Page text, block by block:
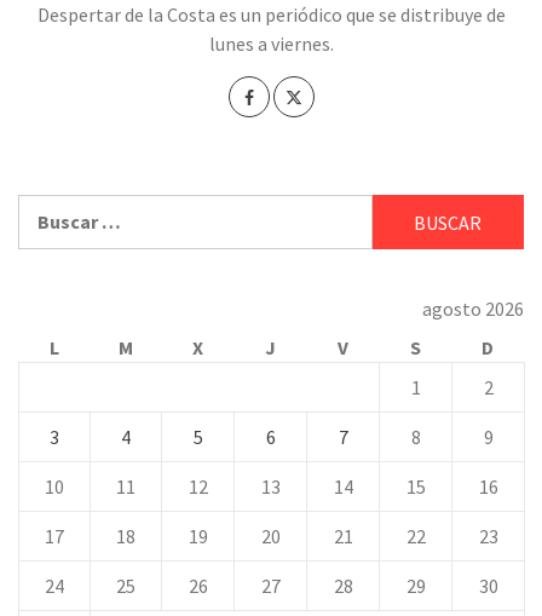
Despertar de la Costa es un periódico que se distribuye de
lunes a viernes.
agosto 2026
L
M X J V S
D
1
2
3 4 5 6 7 8 9
10 11 12 13 14 15 16
17 18 19 20 21 22 23
24 25 26 27 28 29 30